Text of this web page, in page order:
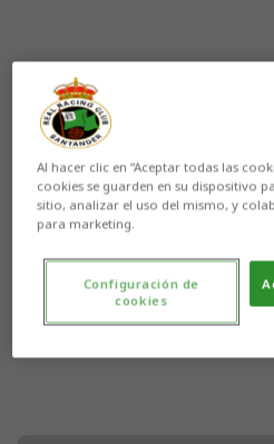
Aún no hay reacciones. ¡Sé el primero!
Al hacer clic en “Aceptar todas las
cookies se guarden en su dispositivo
sitio, analizar el uso del mismo, y
para marketing.
Configuración de
cookies